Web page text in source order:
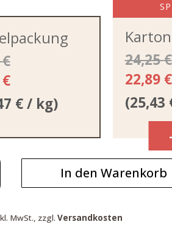
€
€
€/ kg)
24,25€
22,89 €
(25,43
In den Warenkorb
MwSt., zzgl. Versandkosten